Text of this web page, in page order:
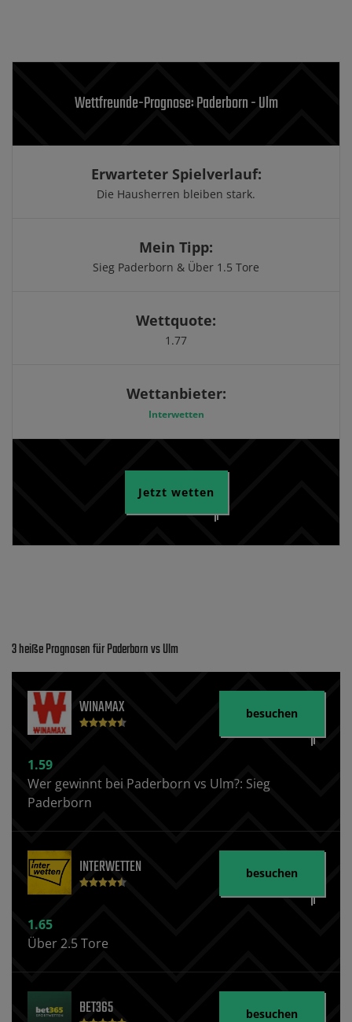
Wettfreunde-Prognose: Paderborn - Ulm
Erwarteter Spielverlauf:
Die Hausherren bleiben stark.
Mein Tipp:
Sieg Paderborn & Über 1.5 Tore
Wettquote:
1.77
Wettanbieter:
Interwetten
Jetzt wetten
3 heiße Prognosen für Paderborn vs Ulm
WINAMAX
1.59
Wer gewinnt bei Paderborn vs Ulm?: Sieg
Paderborn
besuchen
INTERWETTEN
1.65
Über 2.5 Tore
besuchen
BET365 besuchen